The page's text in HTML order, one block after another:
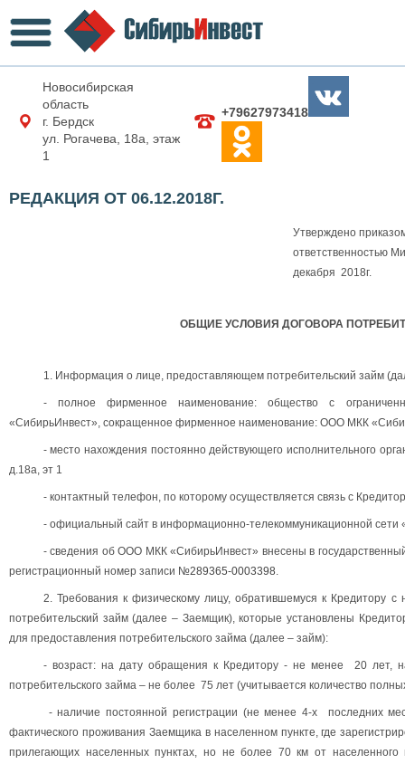
Новосибирская
область
г. Бердск
ул. Рогачева, 18а, этаж
1
+79627973418
РЕДАКЦИЯ ОТ 06.12.2018Г.
Утверждено
ответственностью
декабря 2018г.
ОБЩИЕ УСЛОВИЯ ДОГОВОРА
1. Информация о лице, предоставляющем потребительский займ
- полное фирменное наименование: общество с
«СибирьИнвест», сокращенное фирменное наименование: ООО МКК
- место нахождения постоянно действующего исполнительного
д.18а, эт 1
- контактный телефон, по которому осуществляется связь с
- официальный сайт в информационно-телекоммуникационной сети
- сведения об ООО МКК «СибирьИнвест» внесены в
регистрационный номер записи №289365-0003398.
2. Требования к физическому лицу, обратившемуся к Кредитору
потребительский займ (далее – Заемщик), которые установлены
для предоставления потребительского займа (далее – займ):
- возраст: на дату обращения к Кредитору - не менее 20 лет,
потребительского займа – не более 75 лет (учитывается количество
- наличие постоянной регистрации (не менее 4-х последних
фактического проживания Заемщика в населенном пункте, где
прилегающих населенных пунктах, но не более 70 км от населенного